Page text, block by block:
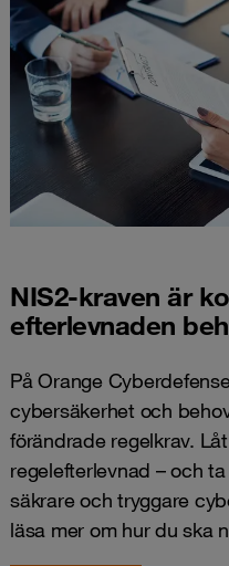
NIS2-kraven är
efterlevnaden
På Orange
cybersäkerhet och
förändrade regelkrav.
regelefterlevnad – och
säkrare och tryggare
läsa mer om hur du ska